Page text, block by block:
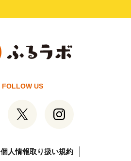
FOLLOW US
個人情報取り扱い規約